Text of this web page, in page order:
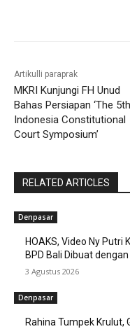
Artikulli paraprak
MKRI Kunjungi FH Unud
Bahas Persiapan ‘The 5th
Indonesia Constitutional
Court Symposium’
RELATED ARTICLES
Denpasar
HOAKS, Video Ny Putri
BPD Bali Dibuat dengan
3 Agustus 2026
Denpasar
Rahina Tumpek Krulut,